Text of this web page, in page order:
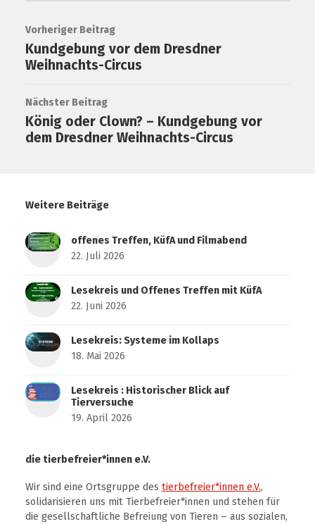
Vorheriger Beitrag
Kundgebung vor dem Dresdner
Weihnachts-Circus
Nächster Beitrag
König oder Clown? – Kundgebung vor
dem Dresdner Weihnachts-Circus
Weitere Beiträge
offenes Treffen, KüfA und Filmabend
22. Juli 2026
Lesekreis und Offenes Treffen mit KüfA
22. Juni 2026
Lesekreis: Systeme im Kollaps
18. Mai 2026
Lesekreis : Historischer Blick auf
Tierversuche
19. April 2026
die tierbefreier*innen e.V.
Wir sind eine Ortsgruppe des tierbefreier*innen e.V.,
solidarisieren uns mit Tierbefreier*innen und stehen für
die gesellschaftliche Befreiung von Tieren – aus sozialen,